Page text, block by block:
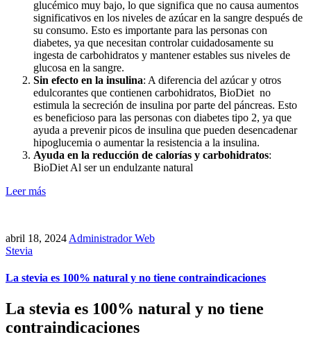
glucémico muy bajo, lo que significa que no causa aumentos
significativos en los niveles de azúcar en la sangre después de
su consumo. Esto es importante para las personas con
diabetes, ya que necesitan controlar cuidadosamente su
ingesta de carbohidratos y mantener estables sus niveles de
glucosa en la sangre.
Sin efecto en la insulina: A diferencia del azúcar y otros
edulcorantes que contienen carbohidratos, BioDiet no
estimula la secreción de insulina por parte del páncreas. Esto
es beneficioso para las personas con diabetes tipo 2, ya que
ayuda a prevenir picos de insulina que pueden desencadenar
hipoglucemia o aumentar la resistencia a la insulina.
Ayuda en la reducción de calorías y carbohidratos:
BioDiet Al ser un endulzante natural
Leer más
abril 18, 2024 Administrador Web
Stevia
La stevia es 100% natural y no tiene contraindicaciones
La stevia es 100% natural y no tiene
contraindicaciones